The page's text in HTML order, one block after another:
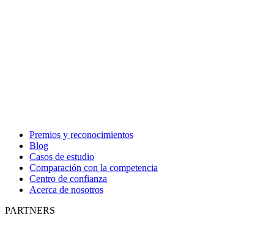
Premios y reconocimientos
Blog
Casos de estudio
Comparación con la competencia
Centro de confianza
Acerca de nosotros
PARTNERS